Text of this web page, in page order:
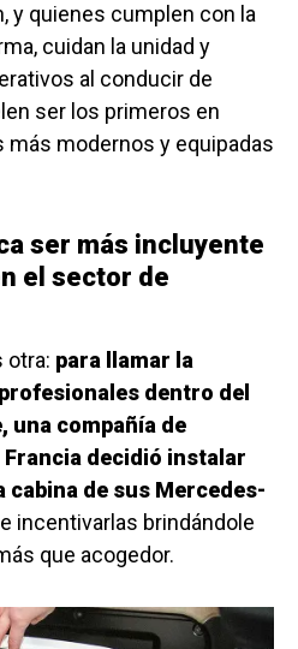
y quienes cumplen con la
cuidan la unidad y
al conducir de
ser los primeros en
modernos y equipadas
ser más incluyente
el sector de
otra: para llamar la
dentro del
una compañía de
Francia decidió instalar
cabina de sus Mercedes-
incentivarlas brindándole
que acogedor.